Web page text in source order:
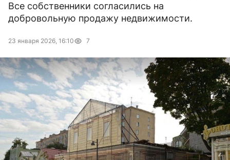
Все собственники согласились на
добровольную продажу недвижимости.
23 января 2026, 16:10 7